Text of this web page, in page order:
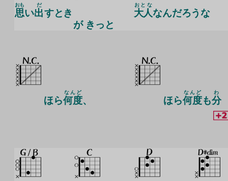
思
おも
い出
だ
すとき
が きっと
大人
おとな
なんだろうな
ほら何度
なんど
、 ほら何度
なんど
も分
わ